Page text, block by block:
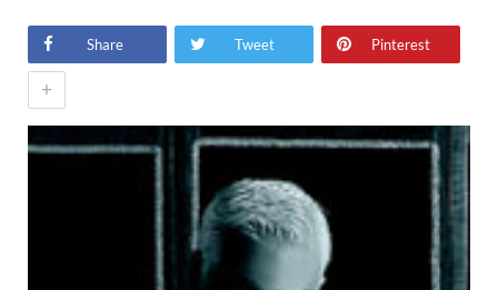
Share Tweet Pinterest
+